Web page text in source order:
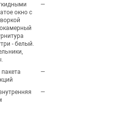
окно с
- белый.
—
—
—